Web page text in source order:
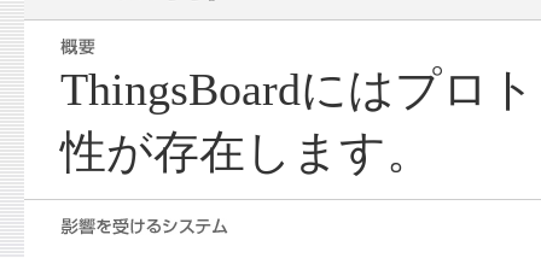
ThingsBoardにはプロ
性が存在します。